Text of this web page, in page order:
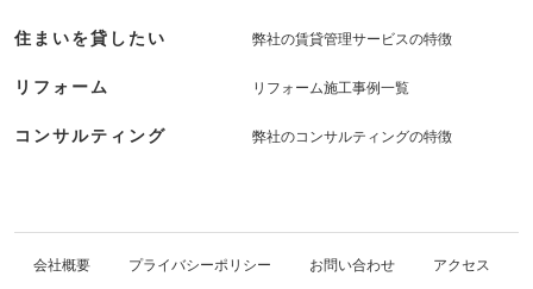
住まいを貸したい 弊社の賃貸管理サービスの特徴
リフォーム リフォーム施工事例一覧
コンサルティング 弊社のコンサルティングの特徴
会社概要 プライバシーポリシー お問い合わせ アクセス